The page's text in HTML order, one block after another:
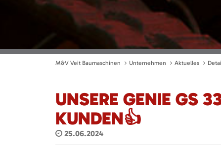
M&V Veit Baumaschinen Unternehmen Aktuelles
UNSERE GENIE GS
KUNDEN👍
25.06.2024